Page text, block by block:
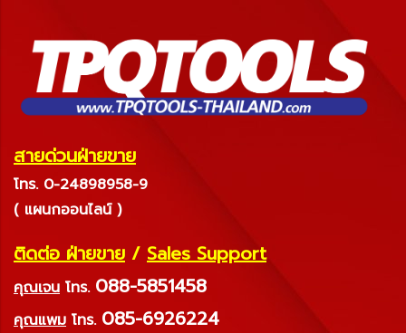
สายด่วนฝ่ายขาย
โทร. 0-24898958-9
( แผนกออนไลน์ )
ติดต่อ ฝ่ายขาย / Sales Support
คุณเจน โทร. 088-5851458
คุณแพม โทร. 085-6926224